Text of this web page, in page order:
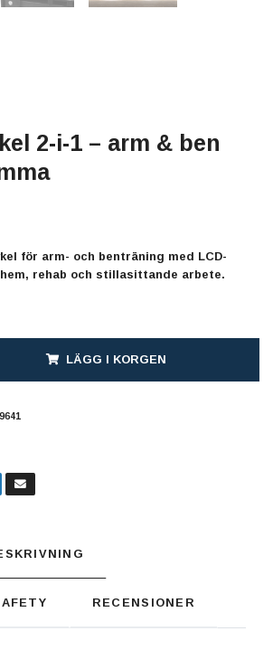
2-i-1 – arm & ben
för arm- och benträning med LCD-
rehab och stillasittande arbete.
LÄGG I KORGEN
RECENSIONER